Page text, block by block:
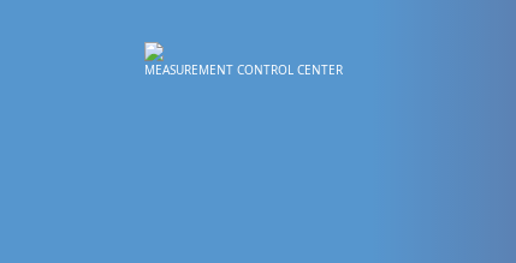
MEASUREMENT CONTROL CENTER